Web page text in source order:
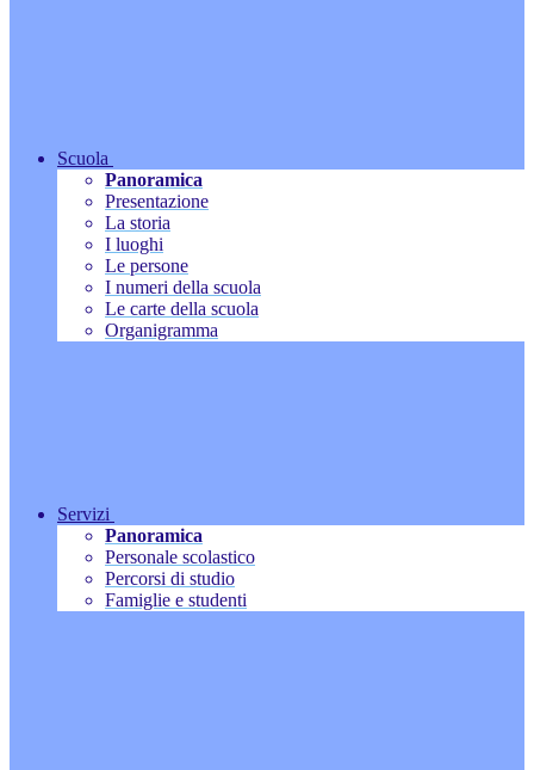
Scuola
Panoramica
Presentazione
La storia
I luoghi
Le persone
I numeri della scuola
Le carte della scuola
Organigramma
Servizi
Panoramica
Personale scolastico
Percorsi di studio
Famiglie e studenti